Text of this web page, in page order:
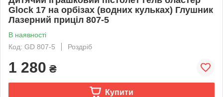
Glock 17 на орбізах (водних кульках) Глушник
Лазерний приціл 807-5
В наявності
Код: GD 807-5
Роздріб
1 280 ₴
Купити